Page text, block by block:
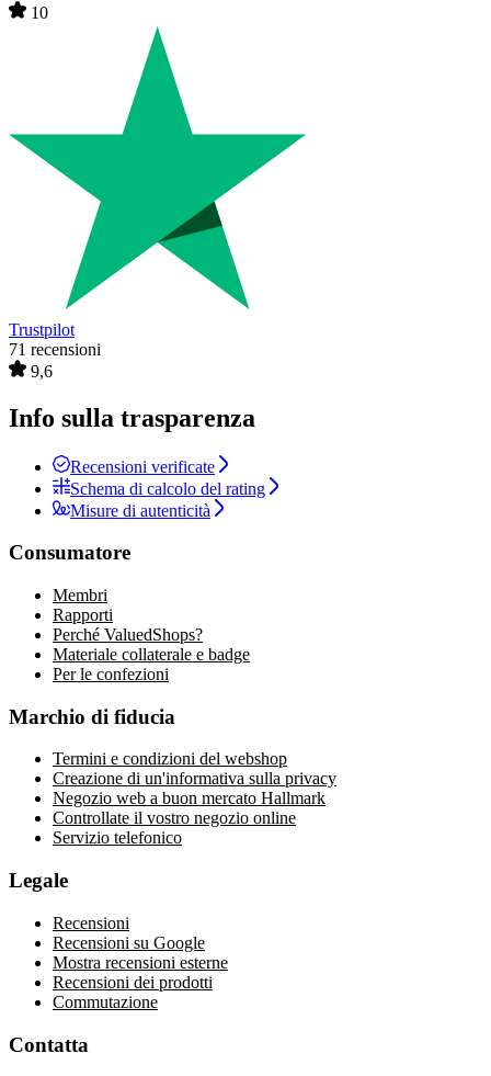
10
Trustpilot
71 recensioni
9,6
Info sulla trasparenza
Recensioni verificate
Schema di calcolo del rating
Misure di autenticità
Consumatore
Membri
Rapporti
Perché ValuedShops?
Materiale collaterale e badge
Per le confezioni
Marchio di fiducia
Termini e condizioni del webshop
Creazione di un'informativa sulla privacy
Negozio web a buon mercato Hallmark
Controllate il vostro negozio online
Servizio telefonico
Legale
Recensioni
Recensioni su Google
Mostra recensioni esterne
Recensioni dei prodotti
Commutazione
Contatta